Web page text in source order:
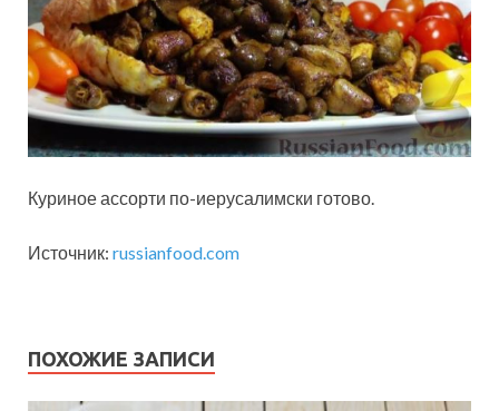
Куриное ассорти по-иерусалимски готово.
Источник: russianfood.com
ПОХОЖИЕ ЗАПИСИ